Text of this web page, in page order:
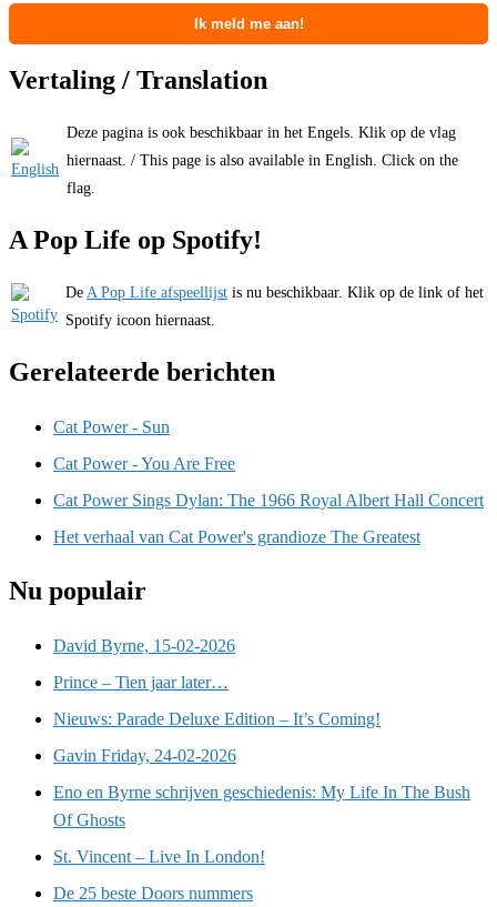
Vertaling / Translation
Deze pagina is ook beschikbaar in het Engels. Klik op de vlag
hiernaast. / This page is also available in English. Click on the
flag.
A Pop Life op Spotify!
De A Pop Life afspeellijst is nu beschikbaar. Klik op de link of het
Spotify icoon hiernaast.
Gerelateerde berichten
Cat Power - Sun
Cat Power - You Are Free
Cat Power Sings Dylan: The 1966 Royal Albert Hall Concert
Het verhaal van Cat Power's grandioze The Greatest
Nu populair
David Byrne, 15-02-2026
Prince – Tien jaar later…
Nieuws: Parade Deluxe Edition – It’s Coming!
Gavin Friday, 24-02-2026
Eno en Byrne schrijven geschiedenis: My Life In The Bush
Of Ghosts
St. Vincent – Live In London!
De 25 beste Doors nummers